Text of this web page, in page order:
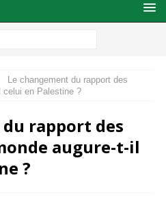
Le changement du rapport des
celui en Palestine ?
rapport des
augure-t-il
?